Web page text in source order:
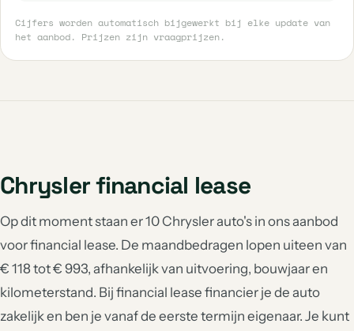
Cijfers worden automatisch bijgewerkt bij elke update van
het aanbod. Prijzen zijn vraagprijzen.
Chrysler financial lease
Op dit moment staan er 10 Chrysler auto's in ons aanbod
voor financial lease. De maandbedragen lopen uiteen van
€ 118 tot € 993, afhankelijk van uitvoering, bouwjaar en
kilometerstand. Bij financial lease financier je de auto
zakelijk en ben je vanaf de eerste termijn eigenaar. Je kunt